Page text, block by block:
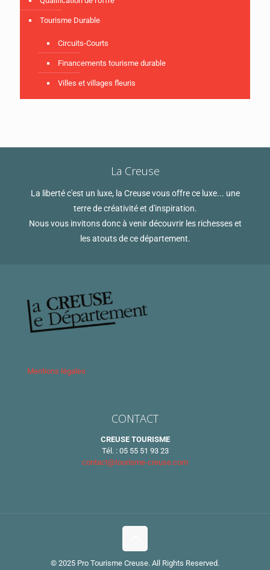
Tourisme Durable
Circuits-Courts
Financements tourisme durable
Villes et villages fleuris
La Creuse
La liberté c'est un luxe, la Creuse vous offre ce luxe... une
terre de créativité et d'inspiration.
Nous vous invitons donc à venir découvrir les richesses et
les atouts de ce département.
Mentions légales
CONTACT
CREUSE TOURISME
Tél. : 05 55 51 93 23
contact@tourisme-creuse.com
© 2025 Pro Tourisme Creuse. All Rights Reserved.